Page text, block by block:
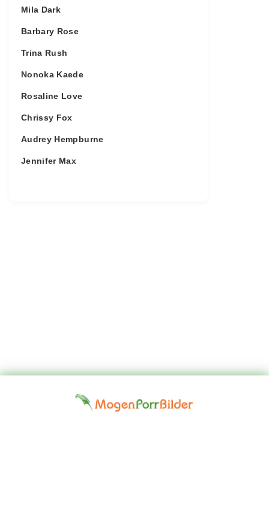
Mila Dark
Barbary Rose
Trina Rush
Nonoka Kaede
Rosaline Love
Chrissy Fox
Audrey Hempburne
Jennifer Max